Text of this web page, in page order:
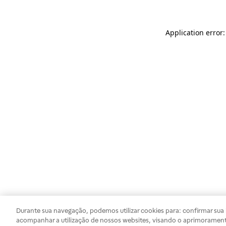
Application
Durante sua navegação, podemos utilizar cookies para: confirmar
acompanhar a utilização de nossos websites, visando o